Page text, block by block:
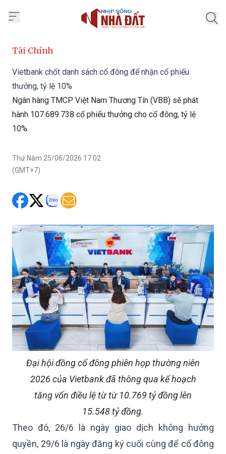
Tài Chính
Vietbank chốt danh sách cổ đông để nhận cổ phiếu
thưởng, tỷ lệ 10%
Ngân hàng TMCP Việt Nam Thương Tín (VBB) sẽ phát
hành 107.689.738 cổ phiếu thưởng cho cổ đông, tỷ lệ
10%.
Thứ Năm 25/06/2026 17:02
(GMT+7)
Đại hội đồng cổ đông phiên họp thường niên
2026 của Vietbank đã thông qua kế hoạch
tăng vốn điều lệ từ từ 10.769 tỷ đồng lên
15.548 tỷ đồng.
Theo đó, 26/6 là ngày giao dịch không hưởng
quyền, 29/6 là ngày đăng ký cuối cùng để cổ đông